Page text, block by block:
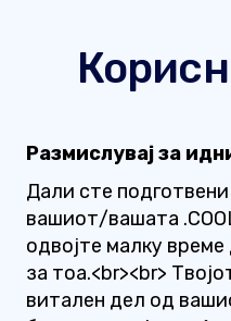
Размислувај за
Дали сте
вашиот/вашата
одвојте малку
за тоа.<br><br>
витален дел од